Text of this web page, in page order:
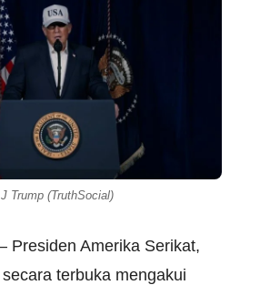
Trump (TruthSocial)
Presiden Amerika Serikat,
terbuka mengakui